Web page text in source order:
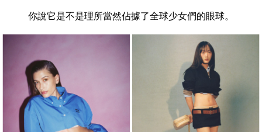
你說它是不是理所當然佔據了全球少女們的眼球。